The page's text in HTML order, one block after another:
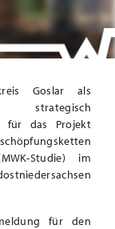
Goslar als
strategisch
für das Projekt
Studie) im
für den